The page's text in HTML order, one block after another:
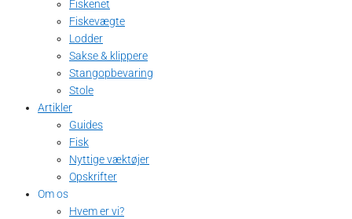
Fiskenet
Fiskevægte
Lodder
Sakse & klippere
Stangopbevaring
Stole
Artikler
Guides
Fisk
Nyttige væktøjer
Opskrifter
Om os
Hvem er vi?